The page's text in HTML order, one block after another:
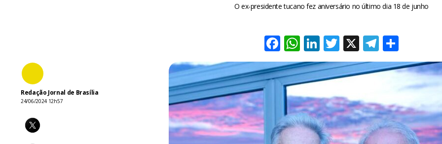
O ex-presidente tucano fez aniversário no último dia 18 de junho
Facebook
WhatsApp
LinkedIn
Twitter
X
Redação Jornal de Brasília
24/06/2024 12h57